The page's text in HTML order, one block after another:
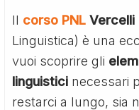
Il corso PNL Vercelli
Linguistica) è una
vuoi scoprire gli
linguistici necessari
restarci a lungo, sia